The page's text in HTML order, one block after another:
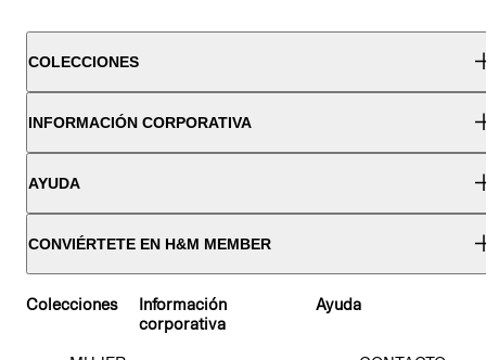
COLECCIONES
INFORMACIÓN CORPORATIVA
AYUDA
CONVIÉRTETE EN H&M MEMBER
Colecciones
Información
corporativa
Ayuda